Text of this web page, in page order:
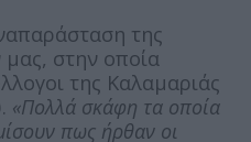
της
στην οποία
της Καλαμαριάς
«Πολλά σκάφη τα οποία
πως ήρθαν οι